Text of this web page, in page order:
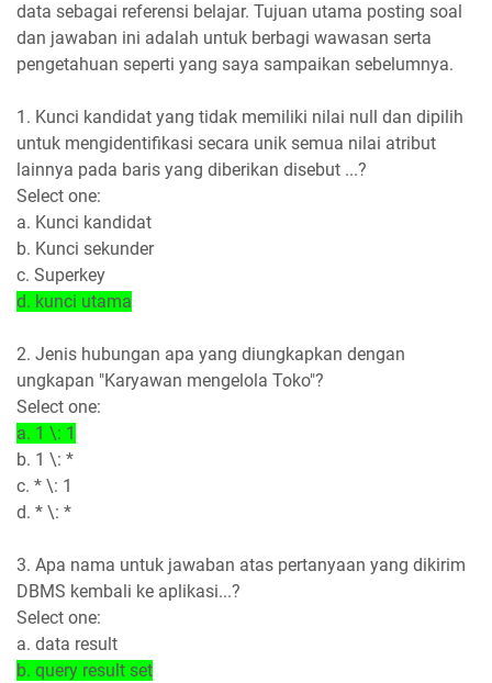
data sebagai referensi belajar. Tujuan utama posting soal
dan jawaban ini adalah untuk berbagi wawasan serta
pengetahuan seperti yang saya sampaikan sebelumnya.
1. Kunci kandidat yang tidak memiliki nilai null dan dipilih
untuk mengidentifikasi secara unik semua nilai atribut
lainnya pada baris yang diberikan disebut ...?
Select one:
a. Kunci kandidat
b. Kunci sekunder
c. Superkey
d. kunci utama
2. Jenis hubungan apa yang diungkapkan dengan
ungkapan "Karyawan mengelola Toko"?
Select one:
a. 1 \: 1
b. 1 \: *
c. * \: 1
d. * \: *
3. Apa nama untuk jawaban atas pertanyaan yang dikirim
DBMS kembali ke aplikasi...?
Select one:
a. data result
b. query result set